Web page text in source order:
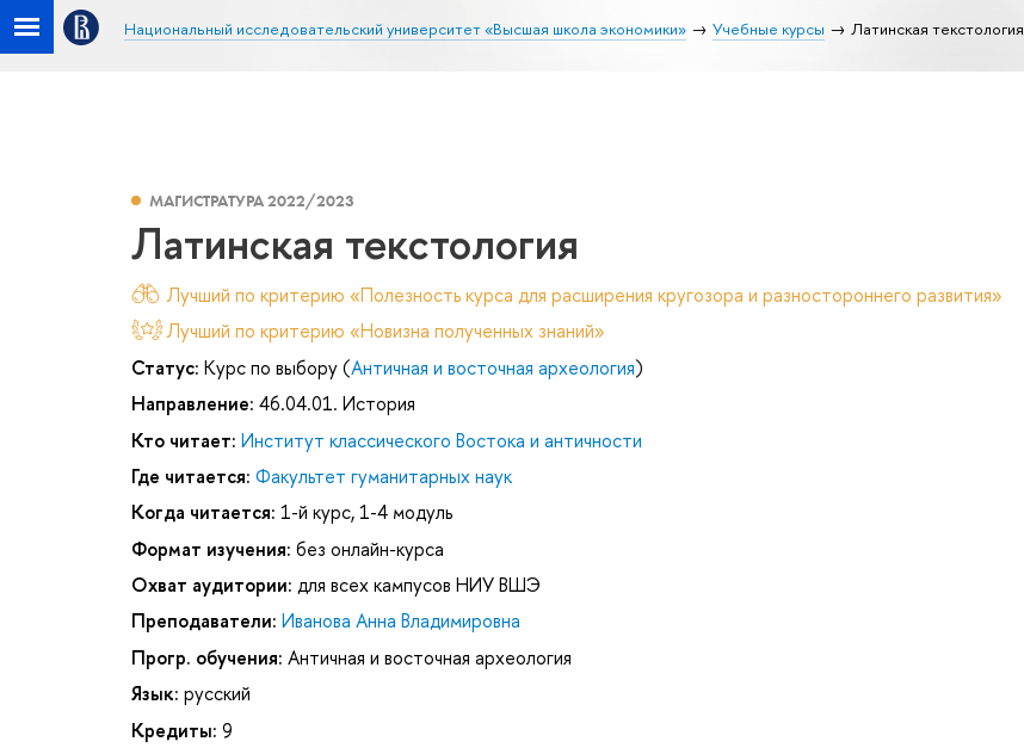
Национальный исследовательский университет «Высшая школа экономики» Учебные курсы Латинская текстология
МАГИСТРАТУРА 2022/2023
Латинская текстология
Лучший по критерию «Полезность курса для расширения кругозора и разностороннего развития»
Лучший по критерию «Новизна полученных знаний»
Статус: Курс по выбору (Античная и восточная археология)
Направление: 46.04.01. История
Кто читает: Институт классического Востока и античности
Где читается: Факультет гуманитарных наук
Когда читается: 1-й курс, 1-4 модуль
Формат изучения: без онлайн-курса
Охват аудитории: для всех кампусов НИУ ВШЭ
Преподаватели: Иванова Анна Владимировна
Прогр. обучения: Античная и восточная археология
Язык: русский
Кредиты: 9